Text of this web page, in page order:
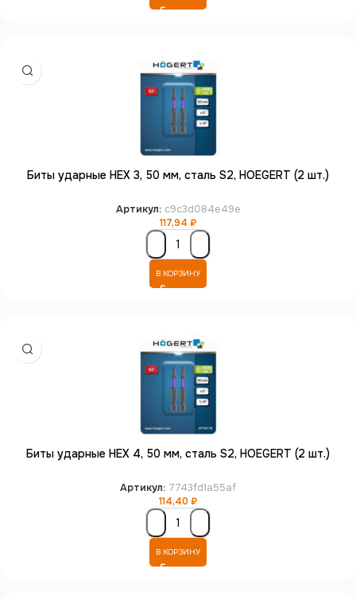
Биты ударные HEX 3, 50 мм, сталь S2, HOEGERT (2 шт.)
Артикул: c9c3d084e49e
117,94 ₽
В КОРЗИНУ
Биты ударные HEX 4, 50 мм, сталь S2, HOEGERT (2 шт.)
Артикул: 7743fd1a55af
114,40₽
В КОРЗИНУ